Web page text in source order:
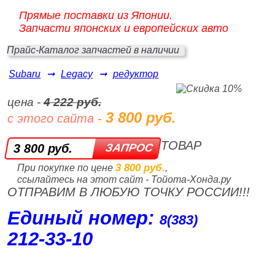
Прямые поставки из Японии.
Запчасти японских и европейских авто
Прайс-Каталог запчастей в наличии
Subaru ➞ Legacy ➞ редуктор
цена -4 222 руб.
с этого сайта -3 800 руб.
3 800 руб.
При покупке по цене 3 800 руб.,
ссылайтесь на этот сайт - Тойота-Хонда.ру
ТОВАР
ОТПРАВИМ В ЛЮБУЮ ТОЧКУ РОССИИ!!!
Единый номер:8(383)
212‑33‑10